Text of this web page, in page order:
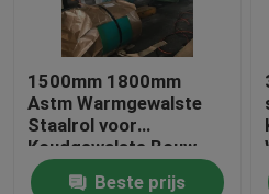
1500mm 1800mm
Astm Warmgewalste
Staalrol voor
Koudgewalste Bouw
201
Beste prijs